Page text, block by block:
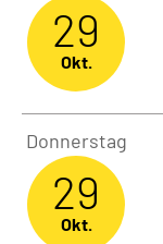
29
Okt.
Donnerstag
29
Okt.